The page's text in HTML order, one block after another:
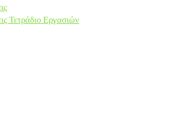
Τετράδιο Εργασιών